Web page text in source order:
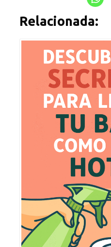
Relacionada: